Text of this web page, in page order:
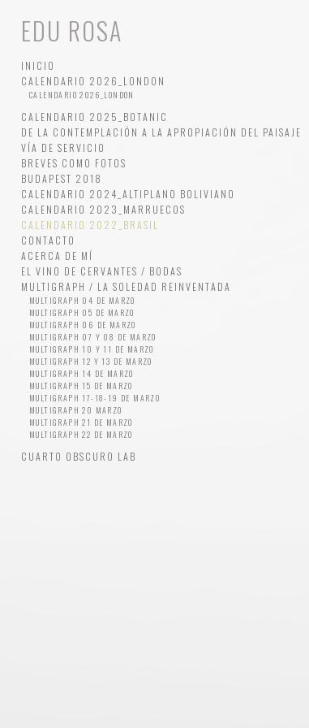
EDU ROSA
INICIO
CALENDARIO 2026_LONDON
CALENDARIO 2026_LONDON
CALENDARIO 2025_BOTANIC
DE LA CONTEMPLACIÓN A LA APROPIACIÓN DEL PAISAJE
VÍA DE SERVICIO
BREVES COMO FOTOS
BUDAPEST 2018
CALENDARIO 2024_ALTIPLANO BOLIVIANO
CALENDARIO 2023_MARRUECOS
CALENDARIO 2022_BRASIL
CONTACTO
ACERCA DE MÍ
EL VINO DE CERVANTES / BODAS
MULTIGRAPH / LA SOLEDAD REINVENTADA
MULTIGRAPH 04 DE MARZO
MULTIGRAPH 05 DE MARZO
MULTIGRAPH 06 DE MARZO
MULTIGRAPH 07 Y 08 DE MARZO
MULTIGRAPH 10 Y 11 DE MARZO
MULTIGRAPH 12 Y 13 DE MARZO
MULTIGRAPH 14 DE MARZO
MULTIGRAPH 15 DE MARZO
MULTIGRAPH 17-18-19 DE MARZO
MULTIGRAPH 20 MARZO
MULTIGRAPH 21 DE MARZO
MULTIGRAPH 22 DE MARZO
CUARTO OBSCURO LAB